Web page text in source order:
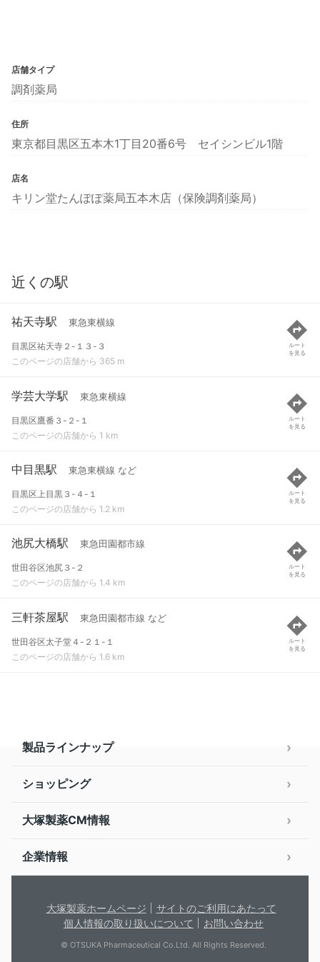
店舗タイプ
調剤薬局
住所
東京都目黒区五本木1丁目20番6号 セイシンビル1階
店名
キリン堂たんぽぽ薬局五本木店（保険調剤薬局）
近くの駅
祐天寺駅 東急東横線
目黒区祐天寺２-１３-３
このページの店舗から 365 m
ルート
を見る
学芸大学駅 東急東横線
目黒区鷹番３-２-１
このページの店舗から 1 km
ルート
を見る
中目黒駅 東急東横線 など
目黒区上目黒３-４-１
このページの店舗から 1.2 km
ルート
を見る
池尻大橋駅 東急田園都市線
世田谷区池尻３-２
このページの店舗から 1.4 km
ルート
を見る
三軒茶屋駅 東急田園都市線 など
世田谷区太子堂４-２１-１
このページの店舗から 1.6 km
ルート
を見る
製品ラインナップ
ショッピング
大塚製薬CM情報
企業情報
大塚製薬ホームページ
サイトのご利用にあたって
個人情報の取り扱いについて
お問い合わせ
© OTSUKA Pharmaceutical Co.Ltd. All Rights Reserved.